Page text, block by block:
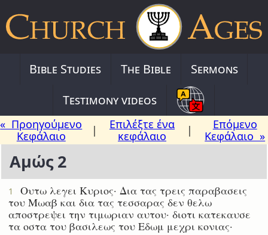
Bible Studies The Bible
Sermons
Testimony videos
« Προηγούμενο
Κεφάλαιο
|
Επιλέξτε ένα
κεφάλαιο
|
Επόμενο
Κεφάλαιο »
Αμώς 2
1
Ουτω λεγει Κυριος· Δια τας τρεις παραβασεις
του Μωαβ και δια τας τεσσαρας δεν θελω
αποστρεψει την τιμωριαν αυτου· διοτι κατεκαυσε
τα οστα του βασιλεως του Εδωμ μεχρι κονιας·